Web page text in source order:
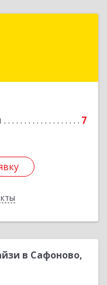
7
в Сафоново,